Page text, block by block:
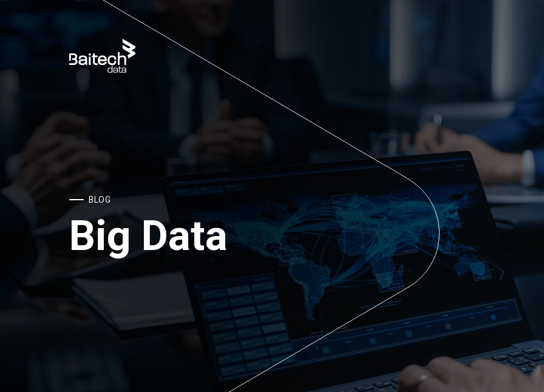
BLOG
Big Data